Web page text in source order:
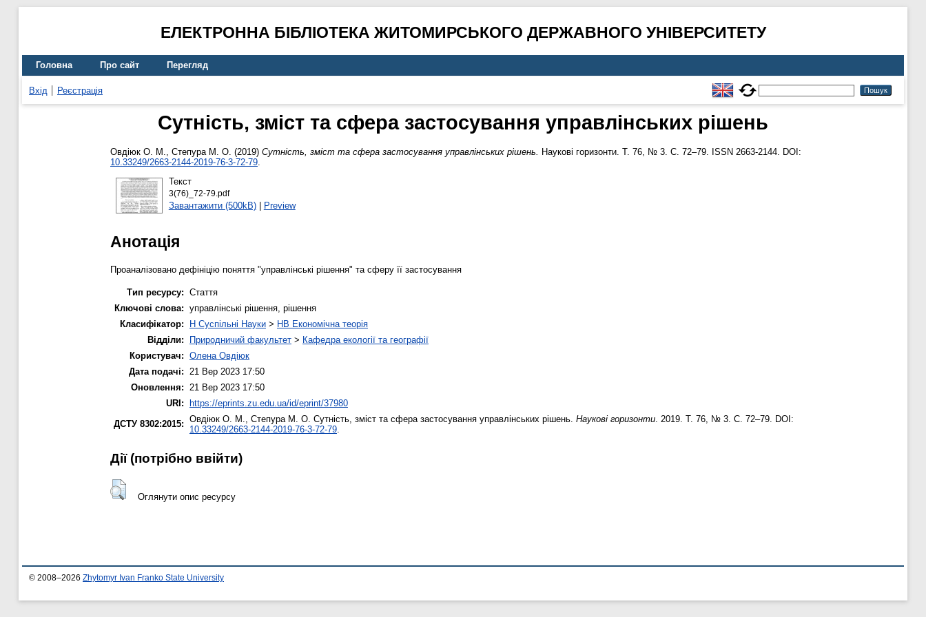
ЕЛЕКТРОННА БІБЛІОТЕКА ЖИТОМИРСЬКОГО ДЕРЖАВНОГО УНІВЕРСИТЕТУ
Головна Про сайт Перегляд
Вхід Реєстрація
Сутність, зміст та сфера застосування управлінських рішень
Овдіюк О. М., Степура М. О. (2019) Сутність, зміст та сфера застосування управлінських рішень. Наукові горизонти. Т. 76, № 3. С. 72–79. ISSN 2663-2144. DOI:
10.33249/2663-2144-2019-76-3-72-79.
Текст
3(76)_72-79.pdf
Завантажити (500kB)| Preview
Анотація
Проаналізовано дефініцію поняття "управлінські рішення" та сферу її застосування
Тип ресурсу: Стаття
Ключові слова: управлінські рішення, рішення
Класифікатор:
H Суспільні Науки > HB Економічна теорія
Відділи:
Природничий факультет > Кафедра екології та географії
Користувач: Олена Овдіюк
Дата подачі:
21 Вер 2023 17:50
Оновлення:
21 Вер 2023 17:50
URI: https://eprints.zu.edu.ua/id/eprint/37980
ДСТУ 8302:2015: Овдіюк О. М. Степура М. О. Сутність, зміст та сфера застосування управлінських рішень. Наукові горизонти . 2019. Т. 76, № 3. С. 72–79. DOI:
10.33249/2663-2144-2019-76-3-72-79
Дії ​​(потрібно ввійти)
Оглянути опис ресурсу
© 2008–2026 Zhytomyr Ivan Franko State University